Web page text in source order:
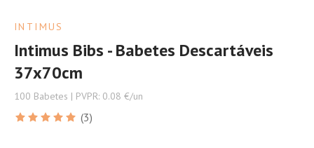
INTIMUS
Intimus Bibs - Babetes Descartáveis
37x70cm
100 Babetes | PVPR: 0.08 €/un
(3)